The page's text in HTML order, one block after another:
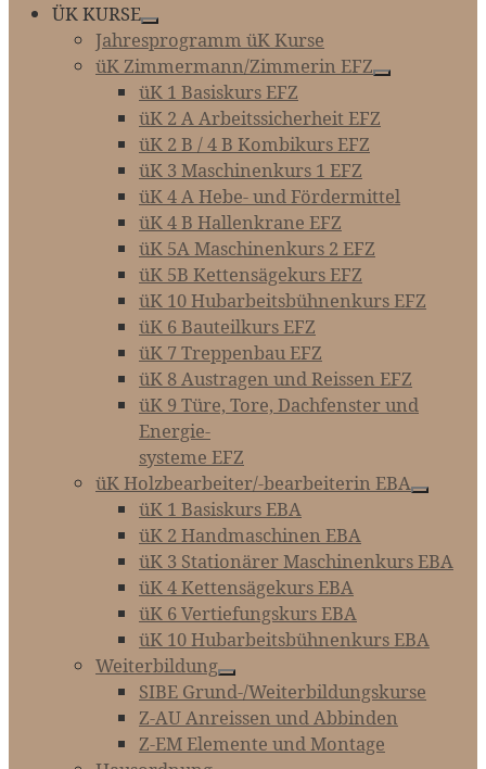
ÜK KURSE
Jahresprogramm üK Kurse
üK Zimmermann/Zimmerin EFZ
üK 1 Basiskurs EFZ
üK 2 A Arbeitssicherheit EFZ
üK 2 B / 4 B Kombikurs EFZ
üK 3 Maschinenkurs 1 EFZ
üK 4 A Hebe- und Fördermittel
üK 4 B Hallenkrane EFZ
üK 5A Maschinenkurs 2 EFZ
üK 5B Kettensägekurs EFZ
üK 10 Hubarbeitsbühnenkurs EFZ
üK 6 Bauteilkurs EFZ
üK 7 Treppenbau EFZ
üK 8 Austragen und Reissen EFZ
üK 9 Türe, Tore, Dachfenster und
Energie-­­­
systeme EFZ
üK Holzbearbeiter/-bearbeiterin EBA
üK 1 Basiskurs EBA
üK 2 Handmaschinen EBA
üK 3 Stationärer Maschinenkurs EBA
üK 4 Kettensägekurs EBA
üK 6 Vertiefungskurs EBA
üK 10 Hubarbeitsbühnenkurs EBA
Weiterbildung
SIBE Grund-/Weiterbildungskurse
Z-AU Anreissen und Abbinden
Z-EM Elemente und Montage